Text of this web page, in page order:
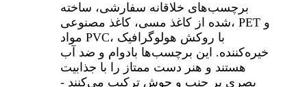
برچسب‌های خلاقانه سفارشی، ساخته
شده از کاغذ مسی، کاغذ مصنوعی، PET و
مواد PVC، با روکش هولوگرافیک
خیره‌کننده. این برچسب‌ها بادوام و ضد آب
هستند و هنر دست ممتاز را با جذابیت
بصری پر جنب و جوش ترکیب می‌کنند -